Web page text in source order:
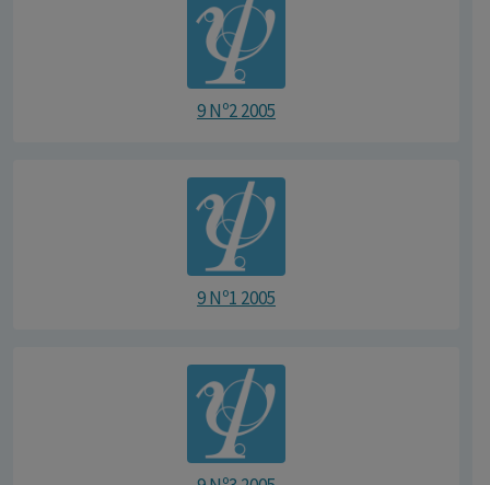
9 Nº2 2005
9 Nº1 2005